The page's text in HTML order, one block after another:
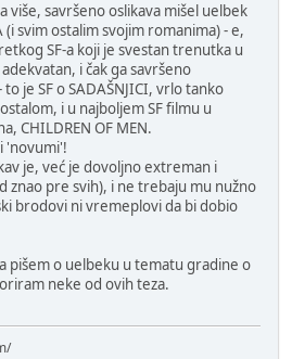
više, savršeno oslikava mišel uelbek
(i svim ostalim svojim romanima) - e,
SF-a koji je svestan trenutka u
i čak ga savršeno
je SF o SADAŠNJICI, vrlo tanko
i u najboljem SF filmu u
CHILDREN OF MEN.
'novumi'!
je, već je dovoljno extreman i
znao pre svih), i ne trebaju mu nužno
brodovi ni vremeplovi da bi dobio
pišem o uelbeku u tematu gradine o
neke od ovih teza.